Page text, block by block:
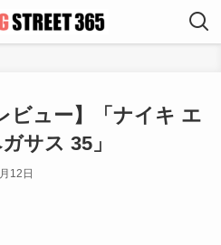
ビュー】「ナイキ エ
サス 35」
12日